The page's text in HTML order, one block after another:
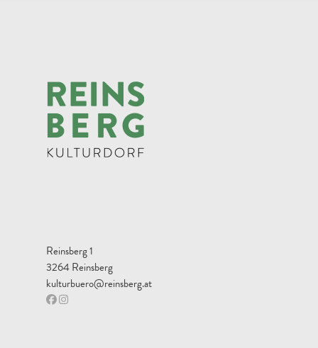
Reinsberg 1
3264 Reinsberg
kulturbuero@reinsberg.at